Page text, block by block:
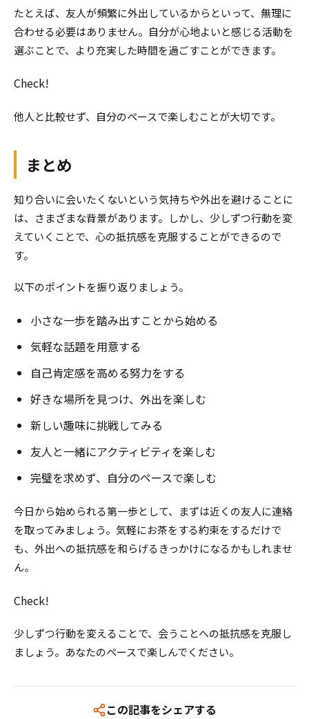
たとえば、友人が頻繁に外出しているからといって、無理に
合わせる必要はありません。自分が心地よいと感じる活動を
選ぶことで、より充実した時間を過ごすことができます。
Check!
他人と比較せず、自分のペースで楽しむことが大切です。
まとめ
知り合いに会いたくないという気持ちや外出を避けることに
は、さまざまな背景があります。しかし、少しずつ行動を変
えていくことで、心の抵抗感を克服することができるので
す。
以下のポイントを振り返りましょう。
小さな一歩を踏み出すことから始める
気軽な話題を用意する
自己肯定感を高める努力をする
好きな場所を見つけ、外出を楽しむ
新しい趣味に挑戦してみる
友人と一緒にアクティビティを楽しむ
完璧を求めず、自分のペースで楽しむ
今日から始められる第一歩として、まずは近くの友人に連絡
を取ってみましょう。気軽にお茶をする約束をするだけで
も、外出への抵抗感を和らげるきっかけになるかもしれませ
ん。
Check!
少しずつ行動を変えることで、会うことへの抵抗感を克服し
ましょう。あなたのペースで楽しんでください。
この記事をシェアする